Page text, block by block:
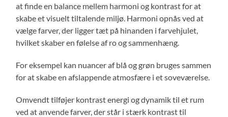
at finde en balance mellem harmoni og kontrast for at
skabe et visuelt tiltalende miljø. Harmoni opnås ved at
vælge farver, der ligger tæt på hinanden i farvehjulet,
hvilket skaber en følelse af ro og sammenhæng.
For eksempel kan nuancer af blå og grøn bruges sammen
for at skabe en afslappende atmosfære i et soveværelse.
Omvendt tilføjer kontrast energi og dynamik til et rum
ved at anvende farver, der står i stærk kontrast til